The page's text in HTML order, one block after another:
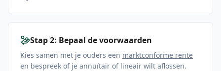
Stap 2: Bepaal de voorwaarden
Kies samen met je ouders een marktconforme rente
en bespreek of je annuïtair of lineair wilt aflossen.